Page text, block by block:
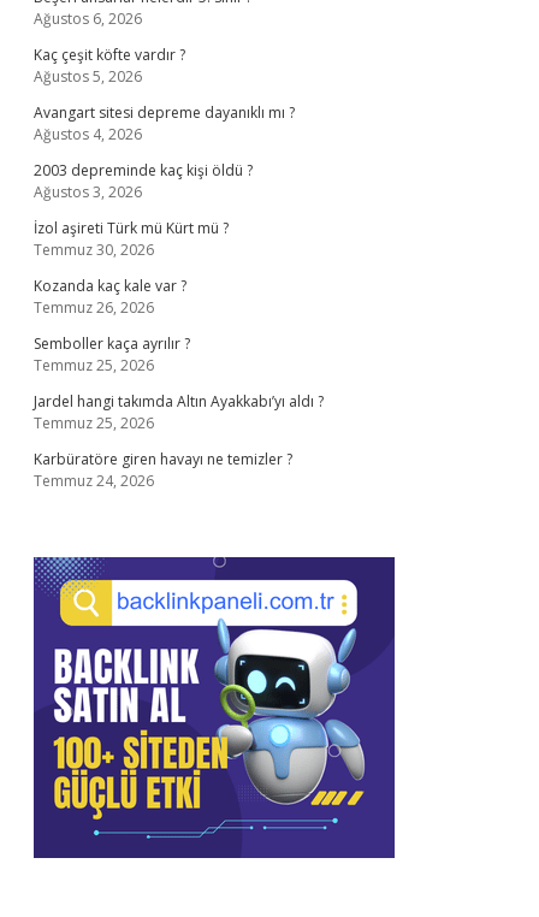
Ağustos 6, 2026
Kaç çeşit köfte vardır ?
Ağustos 5, 2026
Avangart sitesi depreme dayanıklı mı ?
Ağustos 4, 2026
2003 depreminde kaç kişi öldü ?
Ağustos 3, 2026
İzol aşireti Türk mü Kürt mü ?
Temmuz 30, 2026
Kozanda kaç kale var ?
Temmuz 26, 2026
Semboller kaça ayrılır ?
Temmuz 25, 2026
Jardel hangi takımda Altın Ayakkabı’yı aldı ?
Temmuz 25, 2026
Karbüratöre giren havayı ne temizler ?
Temmuz 24, 2026